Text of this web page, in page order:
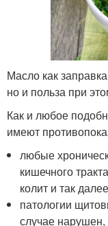
Масло как
но и польза при
Как и любое
имеют
любые
кишечного
колит и так
патологии
случае нарушен,